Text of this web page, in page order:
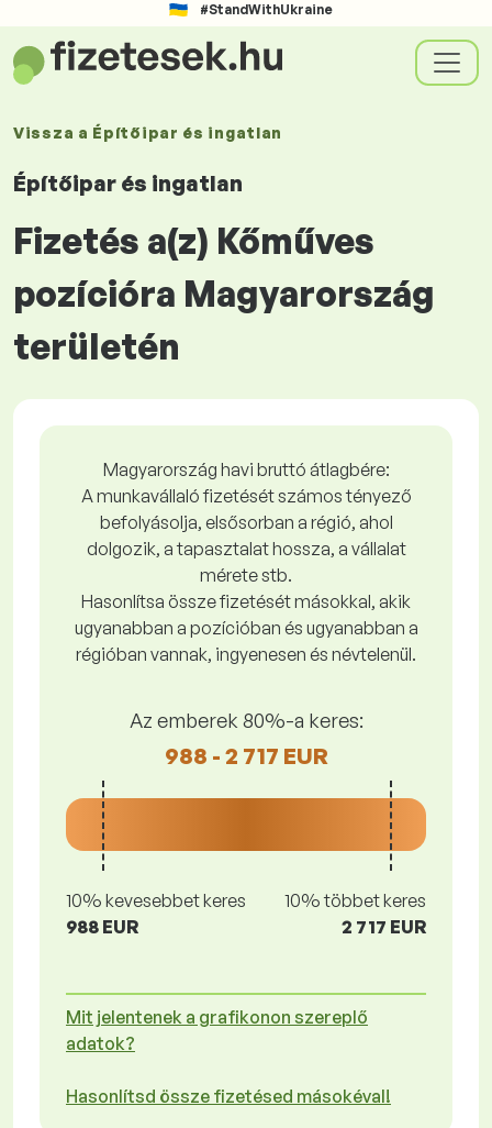
#StandWithUkraine
Vissza a Építőipar és ingatlan
Építőipar és ingatlan
Fizetés a(z) Kőműves
pozícióra Magyarország
területén
Magyarország havi bruttó átlagbére:
A munkavállaló fizetését számos tényező
befolyásolja, elsősorban a régió, ahol
dolgozik, a tapasztalat hossza, a vállalat
mérete stb.
Hasonlítsa össze fizetését másokkal, akik
ugyanabban a pozícióban és ugyanabban a
régióban vannak, ingyenesen és névtelenül.
Az emberek 80%-a keres:
988 - 2 717 EUR
10% kevesebbet keres
988 EUR
10% többet keres
2 717 EUR
Mit jelentenek a grafikonon szereplő
adatok?
Hasonlítsd össze fizetésed másokéval!